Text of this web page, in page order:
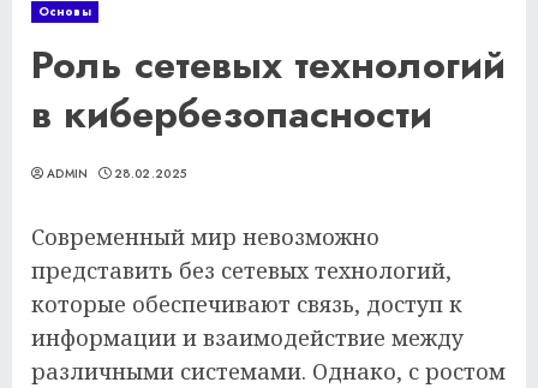
Основы
Роль сетевых технологий
в кибербезопасности
ADMIN 28.02.2025
Современный мир невозможно
представить без сетевых технологий,
которые обеспечивают связь, доступ к
информации и взаимодействие между
различными системами. Однако, с ростом